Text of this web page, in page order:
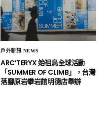
戶外新訊 NEWS
ARC’TERYX 始祖鳥全球活動
「SUMMER OF CLIMB」，台灣
落腳原岩攀岩館明德店舉辦